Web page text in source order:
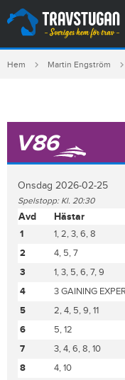
Hem Martin Engström
V86
Onsdag 2026-02-25
Spelstopp: Kl. 20:30
Avd Hästar
1 1, 2, 3, 6, 8
2
4, 5, 7
3
1, 3, 5, 6, 7, 9
4
3 GAINING
5
2, 4, 5, 9, 11
6
5, 12
7
3, 4, 6, 8, 10
8
4, 10